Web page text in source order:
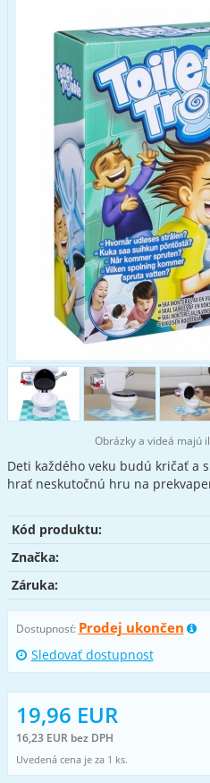
Obrázky a videá majú
Deti každého veku budú kričať a
hrať neskutočnú hru na
Kód produktu:
Značka:
Záruka:
Dostupnosť: Prodej ukončen
Sledovať dostupnost
19,96 EUR
16,23 EUR bez DPH
Uvedená cena je za 1 ks.